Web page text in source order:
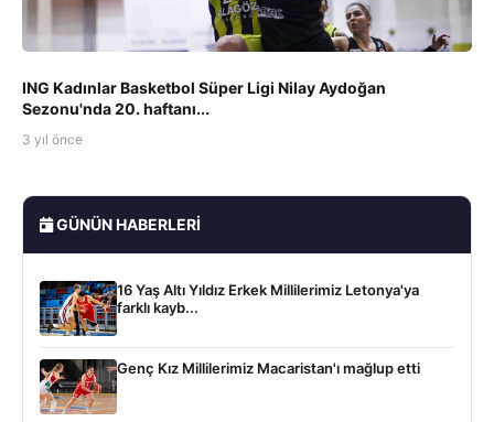
ING Kadınlar Basketbol Süper Ligi Nilay Aydoğan
Sezonu'nda 20. haftanı...
3 yıl önce
GÜNÜN HABERLERI
16 Yaş Altı Yıldız Erkek Millilerimiz Letonya'ya
farklı kayb...
Genç Kız Millilerimiz Macaristan'ı mağlup etti